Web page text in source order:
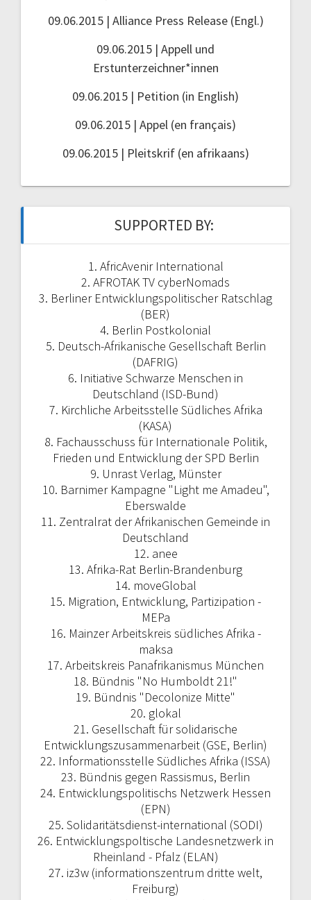
09.06.2015 | Alliance Press Release (Engl.)
09.06.2015 | Appell und
Erstunterzeichner*innen
09.06.2015 | Petition (in English)
09.06.2015 | Appel (en français)
09.06.2015 | Pleitskrif (en afrikaans)
SUPPORTED BY:
1. AfricAvenir International
2. AFROTAK TV cyberNomads
3. Berliner Entwicklungspolitischer Ratschlag
(BER)
4. Berlin Postkolonial
5. Deutsch-Afrikanische Gesellschaft Berlin
(DAFRIG)
6. Initiative Schwarze Menschen in
Deutschland (ISD-Bund)
7. Kirchliche Arbeitsstelle Südliches Afrika
(KASA)
8. Fachausschuss für Internationale Politik,
Frieden und Entwicklung der SPD Berlin
9. Unrast Verlag, Münster
10. Barnimer Kampagne "Light me Amadeu",
Eberswalde
11. Zentralrat der Afrikanischen Gemeinde in
Deutschland
12. anee
13. Afrika-Rat Berlin-Brandenburg
14. moveGlobal
15. Migration, Entwicklung, Partizipation -
MEPa
16. Mainzer Arbeitskreis südliches Afrika -
maksa
17. Arbeitskreis Panafrikanismus München
18. Bündnis "No Humboldt 21!"
19. Bündnis "Decolonize Mitte"
20. glokal
21. Gesellschaft für solidarische
Entwicklungszusammenarbeit (GSE, Berlin)
22. Informationsstelle Südliches Afrika (ISSA)
23. Bündnis gegen Rassismus, Berlin
24. Entwicklungspolitischs Netzwerk Hessen
(EPN)
25. Solidaritätsdienst-international (SODI)
26. Entwicklungspoltische Landesnetzwerk in
Rheinland - Pfalz (ELAN)
27. iz3w (informationszentrum dritte welt,
Freiburg)